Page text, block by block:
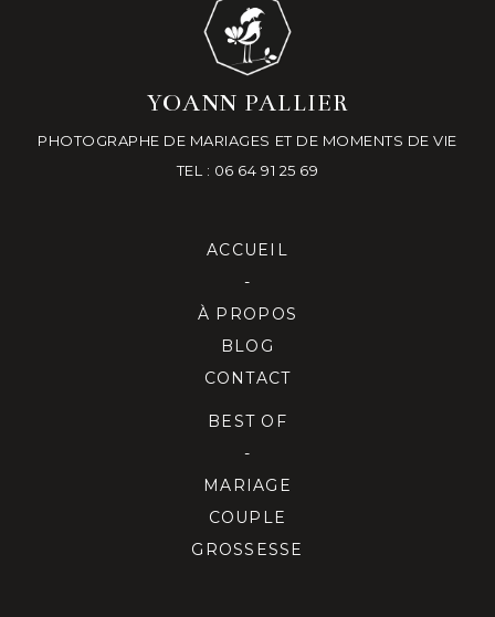
YOANN PALLIER
PHOTOGRAPHE DE MARIAGES ET DE MOMENTS DE VIE
TEL : 06 64 91 25 69
ACCUEIL
-
À PROPOS
BLOG
CONTACT
BEST OF
-
MARIAGE
COUPLE
GROSSESSE